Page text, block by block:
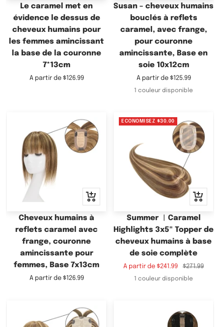
Le caramel met en
évidence le dessus de
cheveux humains pour
les femmes amincissant
la base de la couronne
7*13cm
Prix
A partir de $126.99
Susan – cheveux humains
bouclés à reflets
caramel, avec frange,
pour couronne
amincissante, Base en
soie 10x12cm
Prix
de
A partir de $125.99
1 couleur disponible
Apercu
rapide
Cheveux humains à
reflets caramel avec
frange, couronne
amincissante pour
femmes, Base 7x13cm
Prix
A partir de $126.99
ECONOMISEZ $30.00
Apercu
rapide
Summer ︳Caramel
Highlights 3x5" Topper de
cheveux humains à base
de soie complète
Prix
A partir de $241.99
Prix
normal
$271.99
1 couleur disponible